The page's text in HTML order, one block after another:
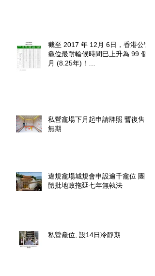
截至 2017 年 12月 6日，香港公營
龕位最耐輪候時間巳上升為 99 個
月 (8.25年)！
私營龕場下月起申請牌照 暫復售
無期
違規龕場城規會申設逾千龕位 團
體批地政拖延七年無執法
私營龕位, 設14日冷靜期